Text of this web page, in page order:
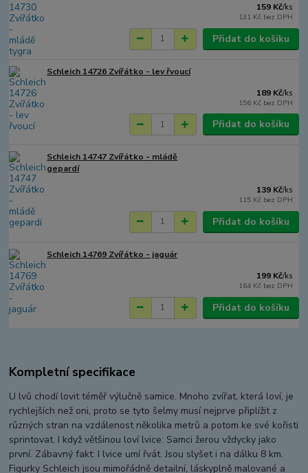
159 Kč/ks
131 Kč bez DPH
Přidat do košíku
Schleich 14726 Zvířátko - lev řvoucí
189 Kč/ks
156 Kč bez DPH
Přidat do košíku
Schleich 14747 Zvířátko - mládě
gepardí
139 Kč/ks
115 Kč bez DPH
Přidat do košíku
Schleich 14769 Zvířátko - jaguár
199 Kč/ks
164 Kč bez DPH
Přidat do košíku
Kompletní specifikace
U lvů chodí lovit téměř výlučně samice. Mnoho zvířat, která loví, je
rychlejších než oni, proto se tyto šelmy musí nejprve připlížit z
různých stran na vzdálenost několika metrů a potom ke své kořisti
sprintovat. I když většinou loví lvice: Samci žerou vždycky jako
první. Zábavný fakt: I lvice umí řvát. Jsou slyšet i na dálku 8 km.
Figurky Schleich jsou mimořádně detailní, láskyplně malované a